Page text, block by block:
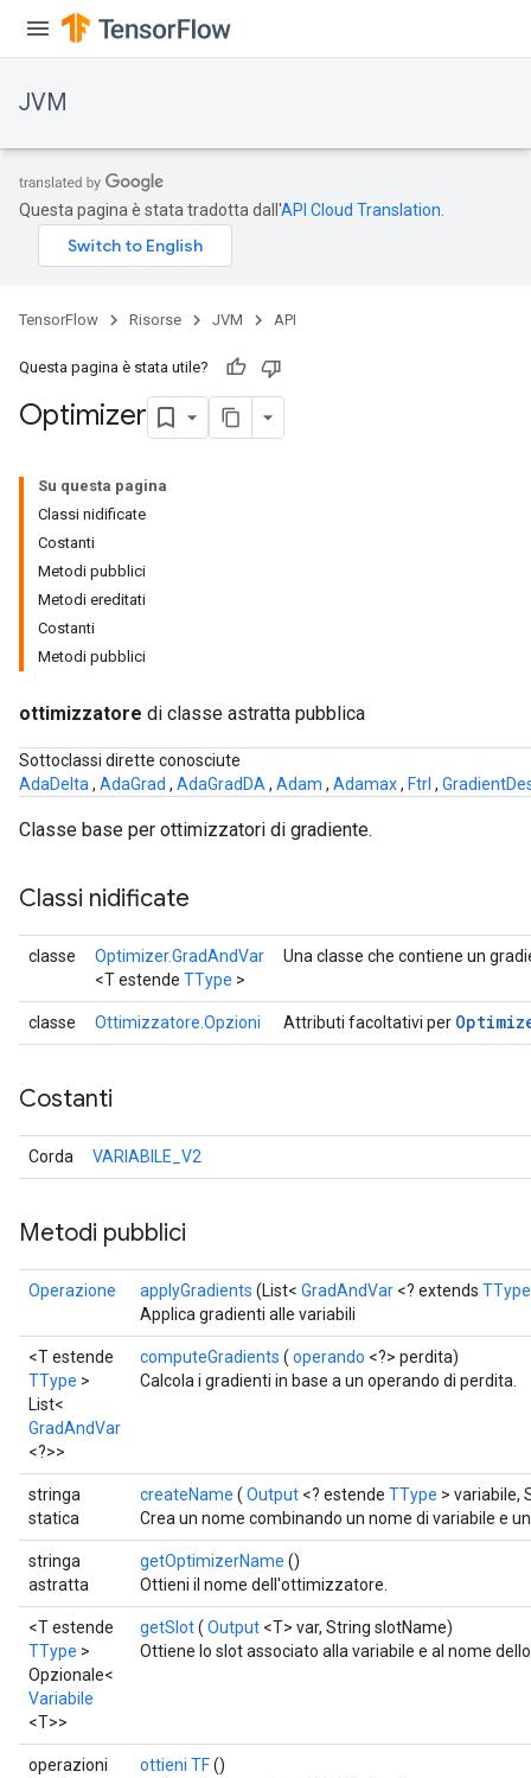
JVM
Questa pagina è stata tradotta dall'API Cloud Translation
TensorFlow Risorse JVM API
Questa pagina è stata utile?
Optimizer
Su questa pagina
Classi nidificate
Costanti
Metodi pubblici
Metodi ereditati
Costanti
Metodi pubblici
ottimizzatore di classe astratta pubblica
Sottoclassi dirette conosciute
AdaDelta , AdaGrad , AdaGradDA , Adam , Adamax, Ftrl ,
Classe base per ottimizzatori di gradiente.
Classi nidificate
classe
Optimizer.GradAndVar
<T estende TType >
Una classe che contiene un
classe Ottimizzatore.Opzioni Attributi facoltativi per
Costanti
Corda VARIABILE_V2
Metodi pubblici
Operazione applyGradients (List< GradAndVar <? extends TType
Applica gradienti alle variabili
<T estende
TType >
List<
GradAndVar
<?>>
computeGradients ( operando <?> perdita)
Calcola i gradienti in base a un operando di perdita.
stringa
statica
createName ( Output <? estende TType > variabile,
Crea un nome combinando un nome di variabile e
stringa
astratta
getOptimizerName ()
Ottieni il nome dell'ottimizzatore.
<T estende
TType >
Opzionale<
Variabile
<T>>
getSlot( Output <T> var, String slotName)
Ottiene lo slot associato alla variabile e al nome
operazioni
ottieni TF()